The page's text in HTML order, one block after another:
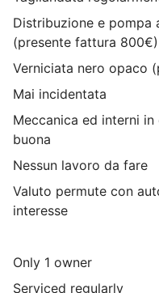
Distribuzione e pompa
(presente fattura 800€)
Verniciata nero opaco
Mai incidentata
Meccanica ed interni
buona
Nessun lavoro da fare
Valuto permute con
interesse
Only 1 owner
Serviced regularly